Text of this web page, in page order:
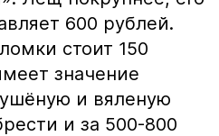
600 рублей.
стоит 150
значение
и вяленую
и за 500-800